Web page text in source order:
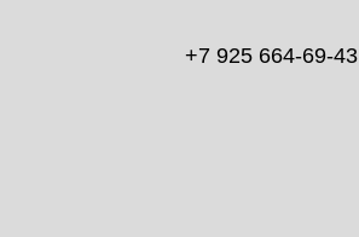
+7 925 664-69-43